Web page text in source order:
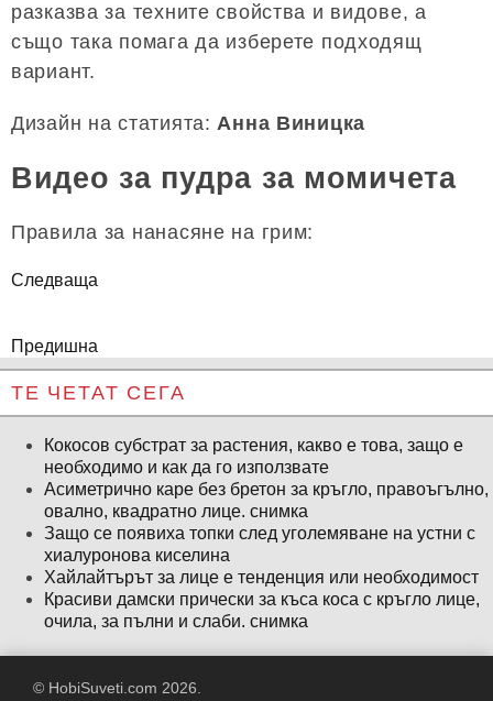
разказва за техните свойства и видове, а
също така помага да изберете подходящ
вариант.
Дизайн на статията:Анна Виницка
Видео за пудра за момичета
Правила за нанасяне на грим:
Следваща
Предишна
ТЕ ЧЕТАТ СЕГА
Кокосов субстрат за растения, какво е това, защо е
необходимо и как да го използвате
Асиметрично каре без бретон за кръгло, правоъгълно,
овално, квадратно лице. снимка
Защо се появиха топки след уголемяване на устни с
хиалуронова киселина
Хайлайтърът за лице е тенденция или необходимост
Красиви дамски прически за къса коса с кръгло лице,
очила, за пълни и слаби. снимка
© HobiSuveti.com 2026.